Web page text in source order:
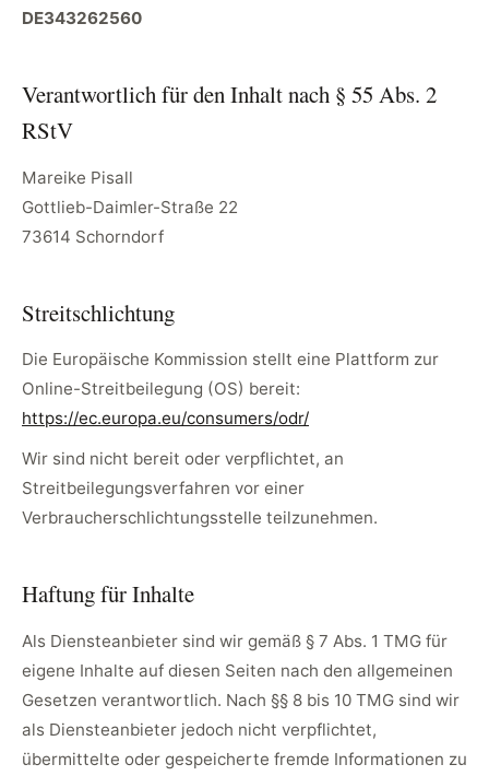
DE343262560
Verantwortlich für den Inhalt nach § 55 Abs. 2
RStV
Mareike Pisall
Gottlieb-Daimler-Straße 22
73614 Schorndorf
Streitschlichtung
Die Europäische Kommission stellt eine Plattform zur
Online-Streitbeilegung (OS) bereit:
https://ec.europa.eu/consumers/odr/
Wir sind nicht bereit oder verpflichtet, an
Streitbeilegungsverfahren vor einer
Verbraucherschlichtungsstelle teilzunehmen.
Haftung für Inhalte
Als Diensteanbieter sind wir gemäß § 7 Abs. 1 TMG für
eigene Inhalte auf diesen Seiten nach den allgemeinen
Gesetzen verantwortlich. Nach §§ 8 bis 10 TMG sind wir
als Diensteanbieter jedoch nicht verpflichtet,
übermittelte oder gespeicherte fremde Informationen zu